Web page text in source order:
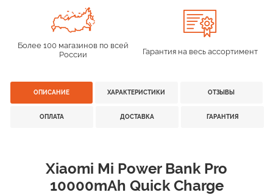
Более 100 магазинов по всей
России
Гарантия на весь ассортимент
ОПИСАНИЕ ХАРАКТЕРИСТИКИ ОТЗЫВЫ
ОПЛАТА ДОСТАВКА ГАРАНТИЯ
Xiaomi Mi Power Bank Pro
10000mAh Quick Charge